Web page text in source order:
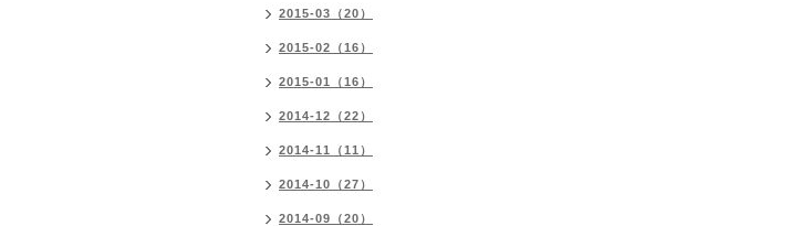
2015-03（20）
2015-02（16）
2015-01（16）
2014-12（22）
2014-11（11）
2014-10（27）
2014-09（20）